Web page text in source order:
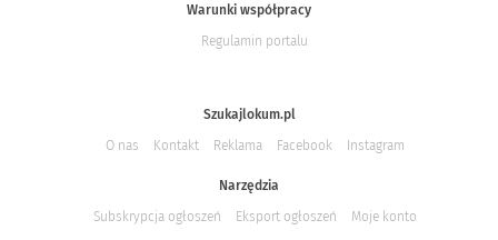
Warunki współpracy
Regulamin portalu
Szukajlokum.pl
O nas
Kontakt Reklama Facebook Instagram
Narzędzia
Subskrypcja ogłoszeń
Eksport ogłoszeń Moje konto